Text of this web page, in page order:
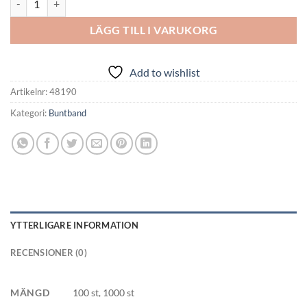
LÄGG TILL I VARUKORG
Add to wishlist
Artikelnr:48190
Kategori: Buntband
YTTERLIGARE INFORMATION
RECENSIONER (0)
MÄNGD 100 st, 1000 st